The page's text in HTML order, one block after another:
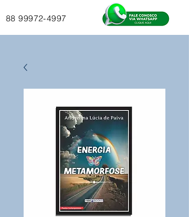
88 99972-4997